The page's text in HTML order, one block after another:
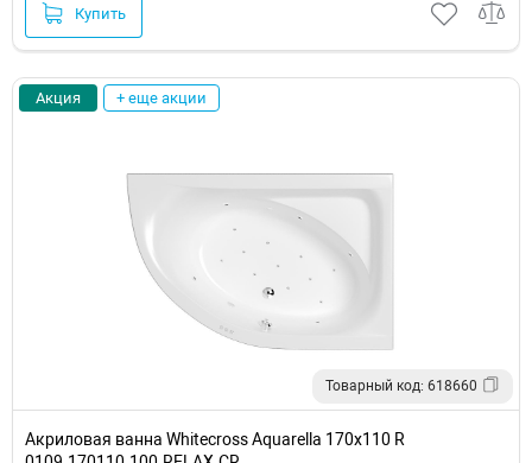
Купить
Акция + еще акции
Товарный код: 618660
Акриловая ванна Whitecross Aquarella 170x110 R